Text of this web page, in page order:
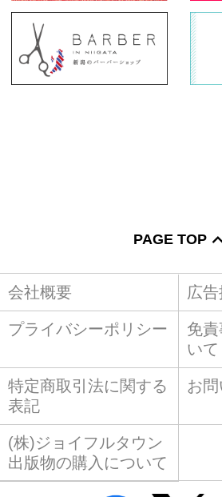
PAGE TOP
会社概要 広
プライバシーポリシー
免
いて
特定商取引法に関する
表記
お
(株)ジョイフルタウン
出版物の購入について